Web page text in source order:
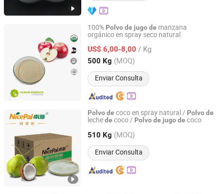
100% Polvode jugode manzana
orgánico en spray seco natural
US$ 6,00-8,00 / Kg
500 Kg (MOQ)
Enviar Consulta
Hunan Essence Biotech Co.,Ltd
Hunan, China Desde 2024
Polvode coco en spray natural / Polvode
lechede coco / Polvode jugode coco
510 Kg (MOQ)
Enviar Consulta
Hainan Nicepal Industry Co., Ltd.
Hainan, China Desde 2015